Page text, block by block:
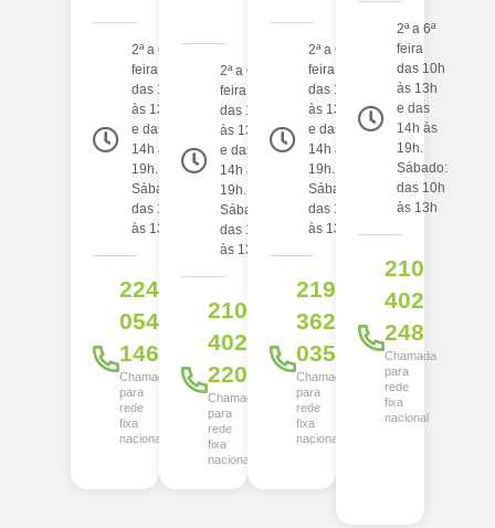
2ª a 6ª
feira
das 10h
às 13h
e das
14h às
19h.
Sábado:
das 10h
às 13h
224
054
146
Chamada
para
rede
fixa
nacional
2ª a 6ª
feira
das 10h
às 13h
e das
14h às
19h.
Sábado:
das 10h
às 13h
210
402
220
Chamada
para
rede
fixa
nacional
2ª a 6ª
feira
das 10h
às 13h
e das
14h às
19h.
Sábado:
das 10h
às 13h
219
362
035
Chamada
para
rede
fixa
nacional
2ª a 6ª
feira
das 10h
às 13h
e das
14h às
19h.
Sábado:
das 10h
às 13h
210
402
248
Chamada
para
rede
fixa
nacional